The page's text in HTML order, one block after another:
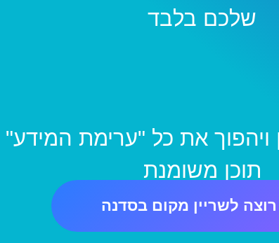
שלכם בלבד
את כל "ערימת
תוכן משומנת
רוצה לשריין מקום בסדנה